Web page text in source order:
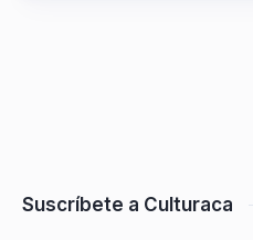
Suscríbete a Culturaca